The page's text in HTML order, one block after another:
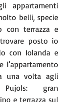
appartamenti
belli, specie
con terrazza e
posto io
con Iolanda e
l'appartamento
una volta agli
gran
e terrazza sul